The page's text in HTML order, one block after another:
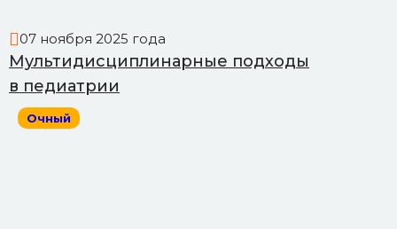
07 ноября 2025 года
Мультидисциплинарные подходы
в педиатрии
Очный